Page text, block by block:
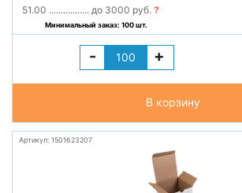
51.00 ................. до 3000 руб.?
Минимальный заказ: 100 шт.
- +
В корзину
Артикул: 1501623207